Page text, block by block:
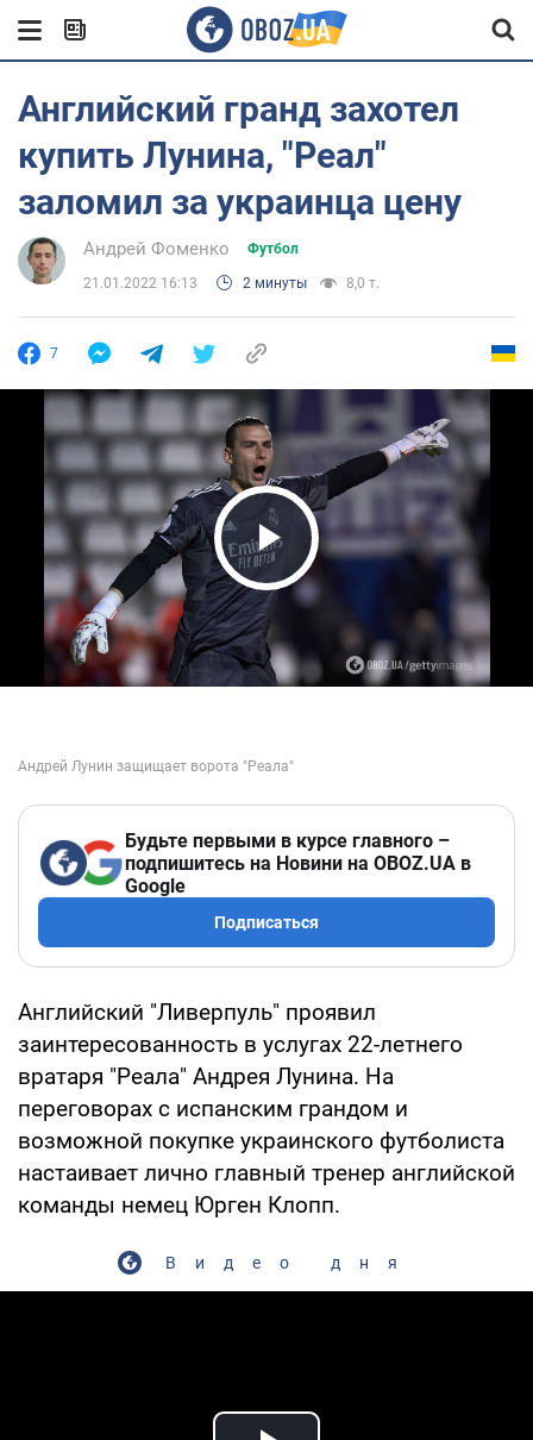
Английский гранд захотел
купить Лунина, "Реал"
заломил за украинца цену
Андрей Фоменко Футбол
21.01.2022 16:13 2 минуты 8,0 т.
7
Play Video
Будьте первыми в курсе главного –
подпишитесь на Новини на OBOZ.UA в
Google
Подписаться
Английский "Ливерпуль" проявил
заинтересованность в услугах 22-летнего
вратаря "Реала" Андрея Лунина. На
переговорах с испанским грандом и
возможной покупке украинского футболиста
настаивает лично главный тренер английской
команды немец Юрген Клопп.
Видео дня